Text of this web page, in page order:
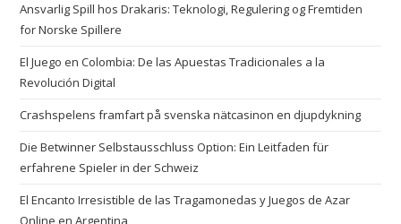
Ansvarlig Spill hos Drakaris: Teknologi, Regulering og Fremtiden
for Norske Spillere
El Juego en Colombia: De las Apuestas Tradicionales a la
Revolución Digital
Crashspelens framfart på svenska nätcasinon en djupdykning
Die Betwinner Selbstausschluss Option: Ein Leitfaden für
erfahrene Spieler in der Schweiz
El Encanto Irresistible de las Tragamonedas y Juegos de Azar
Online en Argentina